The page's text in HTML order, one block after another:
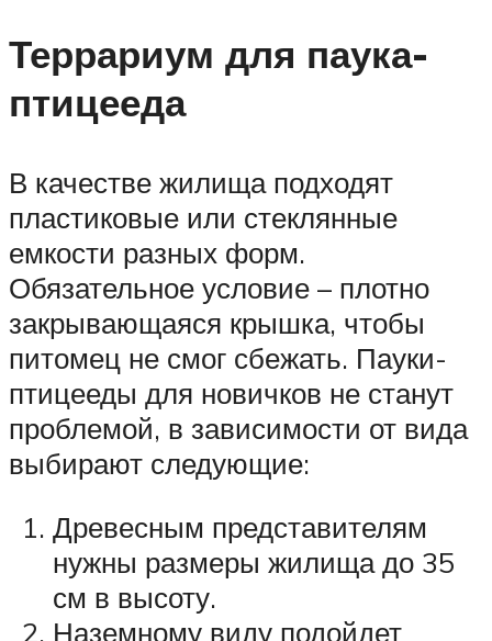
Террариум для паука-
птицееда
В качестве жилища подходят
пластиковые или стеклянные
емкости разных форм.
Обязательное условие – плотно
закрывающаяся крышка, чтобы
питомец не смог сбежать. Пауки-
птицееды для новичков не станут
проблемой, в зависимости от вида
выбирают следующие:
Древесным представителям
нужны размеры жилища до 35
см в высоту.
Наземному виду подойдет